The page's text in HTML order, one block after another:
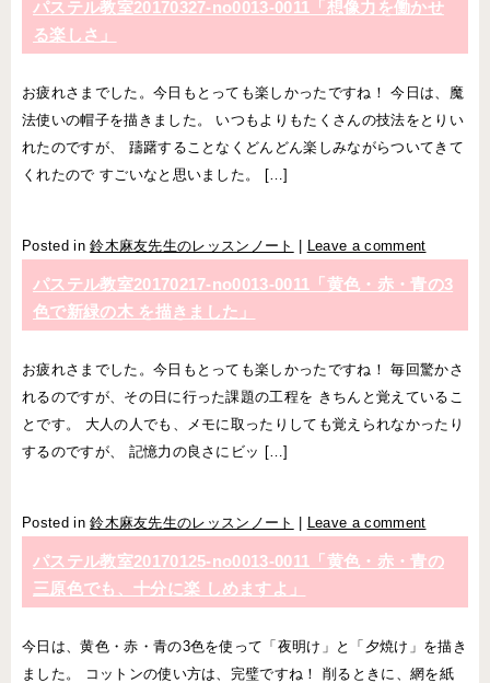
パステル教室20170327-no0013-0011「想像力を働かせ
る楽しさ」
お疲れさまでした。今日もとっても楽しかったですね！ 今日は、魔
法使いの帽子を描きました。 いつもよりもたくさんの技法をとりい
れたのですが、 躊躇することなくどんどん楽しみながらついてきて
くれたので すごいなと思いました。 […]
Posted in 鈴木麻友先生のレッスンノート Leave a comment
パステル教室20170217-no0013-0011「黄色・赤・青の3
色で新緑の木 を描きました」
お疲れさまでした。今日もとっても楽しかったですね！ 毎回驚かさ
れるのですが、その日に行った課題の工程を きちんと覚えているこ
とです。 大人の人でも、メモに取ったりしても覚えられなかったり
するのですが、 記憶力の良さにビッ […]
Posted in 鈴木麻友先生のレッスンノート Leave a comment
パステル教室20170125-no0013-0011「黄色・赤・青の
三原色でも、十分に楽 しめますよ」
今日は、黄色・赤・青の3色を使って「夜明け」と「夕焼け」を描き
ました。 コットンの使い方は、完璧ですね！ 削るときに、網を紙